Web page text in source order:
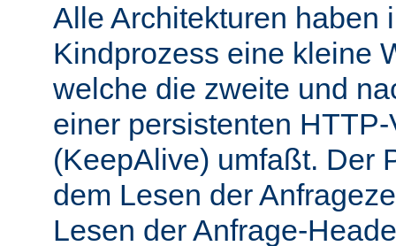
Alle Architekturen haben
Kindprozess eine kleine
welche die zweite und
einer persistenten
(KeepAlive) umfaßt. Der
dem Lesen der
Lesen der Anfrage-